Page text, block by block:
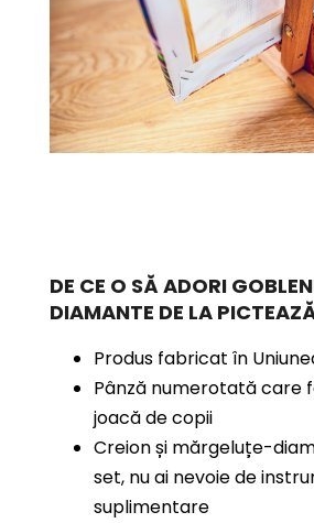
DE CE O SĂ ADORI
DIAMANTE DE LA
Produs fabricat în
Pânză numerotată care
joacă de copii
Creion și mărgeluțe-
set, nu ai nevoie de
suplimentare